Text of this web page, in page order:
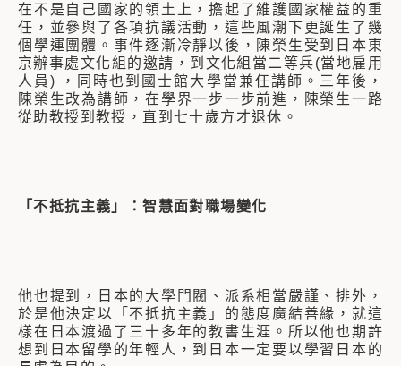
在不是自己國家的領土上，擔起了維護國家權益的重
任，並參與了各項抗議活動，這些風潮下更誕生了幾
個學運團體。事件逐漸冷靜以後，陳榮生受到日本東
京辦事處文化組的邀請，到文化組當二等兵(當地雇用
人員) ，同時也到國士館大學當兼任講師。三年後，
陳榮生改為講師，在學界一步一步前進，陳榮生一路
從助教授到教授，直到七十歲方才退休。
「不抵抗主義」：智慧面對職場變化
他也提到，日本的大學門閥、派系相當嚴謹、排外，
於是他決定以「不抵抗主義」的態度廣結善緣，就這
樣在日本渡過了三十多年的教書生涯。所以他也期許
想到日本留學的年輕人，到日本一定要以學習日本的